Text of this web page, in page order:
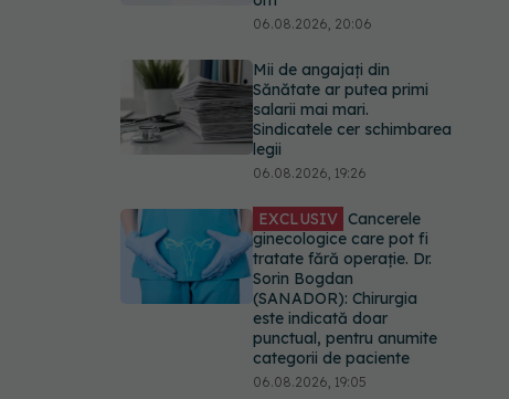
06.08.2026, 20:06
Mii de angajați din
Sănătate ar putea primi
salarii mai mari.
Sindicatele cer schimbarea
legii
06.08.2026, 19:26
EXCLUSIV Cancerele
ginecologice care pot fi
tratate fără operație. Dr.
Sorin Bogdan
(SANADOR): Chirurgia
este indicată doar
punctual, pentru anumite
categorii de paciente
06.08.2026, 19:05